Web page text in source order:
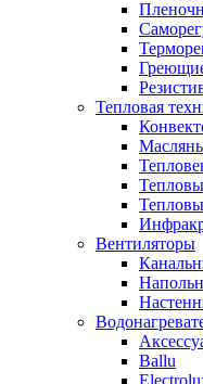
Тепловая
Вентиляторы
Ballu